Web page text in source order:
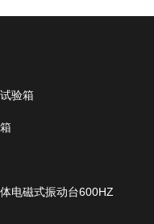
验箱
电磁式振动台600HZ